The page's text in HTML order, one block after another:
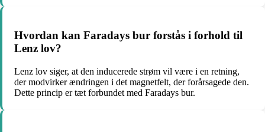
Hvordan kan Faradays bur forstås i forhold til
Lenz lov?
Lenz lov siger, at den inducerede strøm vil være i en retning,
der modvirker ændringen i det magnetfelt, der forårsagede den.
Dette princip er tæt forbundet med Faradays bur.